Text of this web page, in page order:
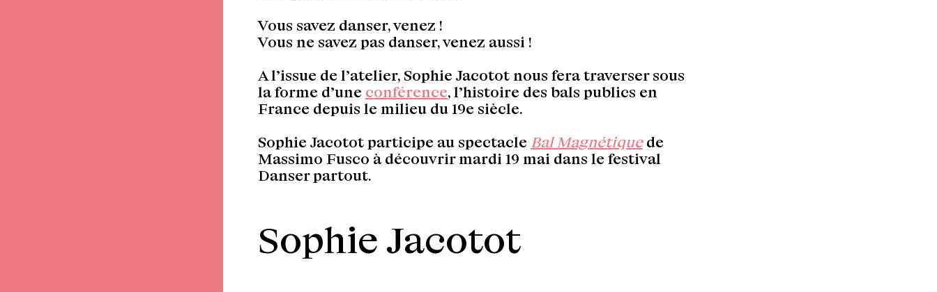
Vous savez danser, venez !
Vous ne savez pas danser, venez aussi !
A l’issue de l’atelier, Sophie Jacotot nous fera traverser sous
la forme d’une conférence, l’histoire des bals publics en
France depuis le milieu du 19e siècle.
Sophie Jacotot participe au spectacle Bal Magnétiquede
Massimo Fusco à découvrir mardi 19 mai dans le festival
Danser partout.
Sophie Jacotot